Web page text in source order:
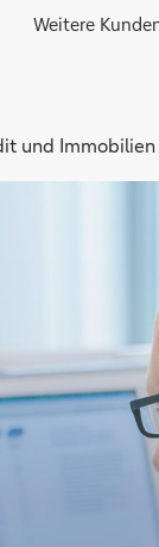
zum
Weitere
und Immobilien